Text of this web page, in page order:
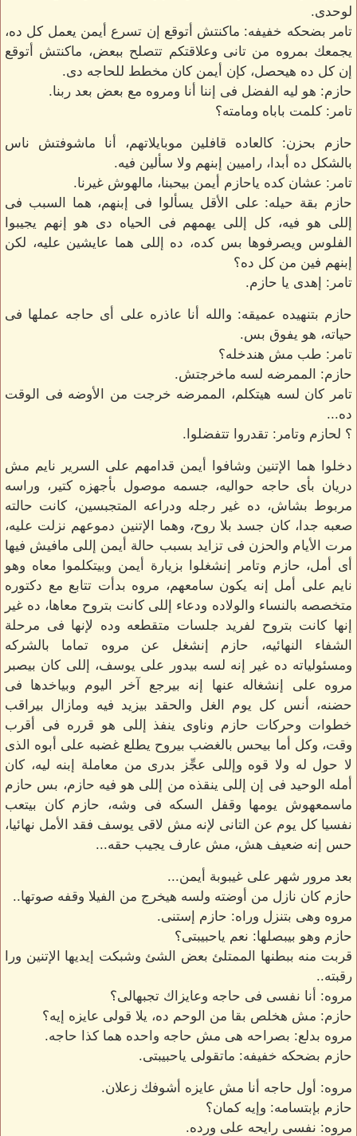
لوحدى.
تامر بضحكه خفيفه: ماكنتش أتوقع إن تسرع أيمن يعمل كل ده،
يجمعك بمروه من تانى وعلاقتكم تتصلح ببعض، ماكنتش أتوقع
إن كل ده هيحصل، كإن أيمن كان مخطط للحاجه دى.
حازم: هو ليه الفضل فى إننا أنا ومروه مع بعض بعد ربنا.
تامر: كلمت باباه ومامته؟
حازم بحزن: كالعاده قافلين موبايلاتهم، أنا ماشوفتش ناس
بالشكل ده أبدا، راميين إبنهم ولا سألين فيه.
تامر: عشان كده ياحازم أيمن بيحبنا، مالهوش غيرنا.
حازم بقة حيله: على الأقل يسألوا فى إبنهم، هما السبب فى
إللى هو فيه، كل إللى يهمهم فى الحياه دى هو إنهم يجيبوا
الفلوس ويصرفوها بس كده، ده إللى هما عايشين عليه، لكن
إبنهم فين من كل ده؟
تامر: إهدى يا حازم.
حازم بتنهيده عميقه: والله أنا عاذره على أى حاجه عملها فى
حياته، هو يفوق بس.
تامر: طب مش هندخله؟
حازم: الممرضه لسه ماخرجتش.
تامر كان لسه هيتكلم، الممرضه خرجت من الأوضه فى الوقت
ده...
؟ لحازم وتامر: تقدروا تتفضلوا.
دخلوا هما الإتنين وشافوا أيمن قدامهم على السرير نايم مش
دريان بأى حاجه حواليه، جسمه موصول بأجهزه كتير، وراسه
مربوط بشاش، ده غير رجله ودراعه المتجبسين، كانت حالته
صعبه جدا، كان جسد بلا روح، وهما الإتنين دموعهم نزلت عليه،
مرت الأيام والحزن فى تزايد بسبب حالة أيمن إللى مافيش فيها
أى أمل، حازم وتامر إنشغلوا بزيارة أيمن وبيتكلموا معاه وهو
نايم على أمل إنه يكون سامعهم، مروه بدأت تتابع مع دكتوره
متخصصه بالنساء والولاده ودعاء إللى كانت بتروح معاها، ده غير
إنها كانت بتروح لفريد جلسات متقطعه وده لإنها فى مرحلة
الشفاء النهائيه، حازم إنشغل عن مروه تماما بالشركه
ومسئولياته ده غير إنه لسه بيدور على يوسف، إللى كان بيصبر
مروه على إنشغاله عنها إنه بيرجع آخر اليوم وبياخدها فى
حضنه، أنس كل يوم الغل والحقد بيزيد فيه ومازال بيراقب
خطوات وحركات حازم وناوى ينفذ إللى هو قرره فى أقرب
وقت، وكل أما بيحس بالغضب بيروح يطلع غضبه على أبوه الذى
لا حول له ولا قوه وإللى عجِّز بدرى من معاملة إبنه ليه، كان
أمله الوحيد فى إن إللى ينقذه من إللى هو فيه حازم، بس حازم
ماسمعهوش يومها وقفل السكه فى وشه، حازم كان بيتعب
نفسيا كل يوم عن التانى لإنه مش لاقى يوسف فقد الأمل نهائيا،
حس إنه ضعيف هش، مش عارف يجيب حقه...
بعد مرور شهر على غيبوبة أيمن...
حازم كان نازل من أوضته ولسه هيخرج من الفيلا وقفه صوتها..
مروه وهى بتنزل وراه: حازم إستنى.
حازم وهو بيبصلها: نعم ياحبيبتى؟
قربت منه ببطنها الممتلئ بعض الشئ وشبكت إيديها الإتنين ورا
رقبته..
مروه: أنا نفسى فى حاجه وعايزاك تجبهالى؟
حازم: مش هخلص بقا من الوحم ده، يلا قولى عايزه إيه؟
مروه بدلع: بصراحه هى مش حاجه واحده هما كذا حاجه.
حازم بضحكه خفيفه: ماتقولى ياحبيبتى.
مروه: أول حاجه أنا مش عايزه أشوفك زعلان.
حازم بإبتسامه: وإيه كمان؟
مروه: نفسى رايحه على ورده.